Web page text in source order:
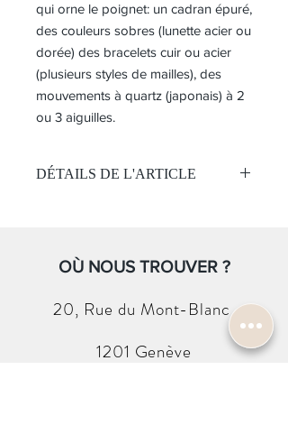
qui orne le poignet: un cadran épuré,
des couleurs sobres (lunette acier ou
dorée) des bracelets cuir ou acier
(plusieurs styles de mailles), des
mouvements à quartz (japonais) à 2
ou 3 aiguilles.
DÉTAILS DE L'ARTICLE
Cadran :
Boitier:
Boîtier en acier
Taille 40 mm
OÙ NOUS TROUVER ?
20, Rue du Mont-Blanc
1201 Genève